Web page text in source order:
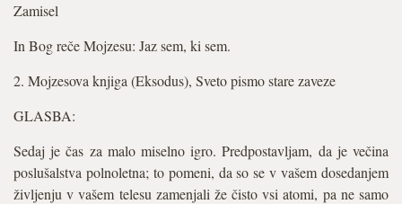
Zamisel
In Bog reče Mojzesu: Jaz sem, ki sem.
2. Mojzesova knjiga (Eksodus), Sveto pismo stare zaveze
GLASBA:
Sedaj je čas za malo miselno igro. Predpostavljam, da je večina
poslušalstva polnoletna; to pomeni, da so se v vašem dosedanjem
življenju v vašem telesu zamenjali že čisto vsi atomi, pa ne samo